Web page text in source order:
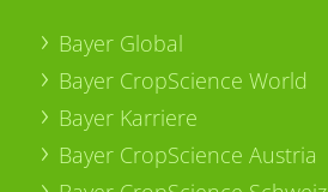
Bayer Global
Bayer CropScience World
Bayer Karriere
Bayer CropScience Austria